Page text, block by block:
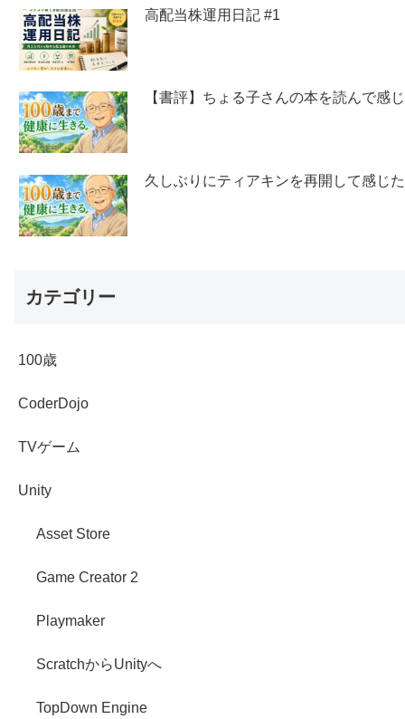
高配当株運用日記 #1
【書評】ちょる子さんの本を読んで感
久しぶりにティアキンを再開して感じ
カテゴリー
100歳
CoderDojo
TVゲーム
Unity
Asset Store
Game Creator 2
Playmaker
ScratchからUnityへ
TopDown Engine